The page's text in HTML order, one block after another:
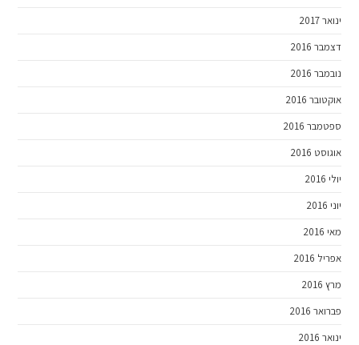
ינואר 2017
דצמבר 2016
נובמבר 2016
אוקטובר 2016
ספטמבר 2016
אוגוסט 2016
יולי 2016
יוני 2016
מאי 2016
אפריל 2016
מרץ 2016
פברואר 2016
ינואר 2016